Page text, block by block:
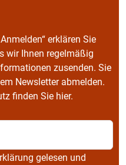
erklären Sie
wir Ihnen regelmäßig
zusenden. Sie
Newsletter abmelden.
finden Sie hier.
gelesen und